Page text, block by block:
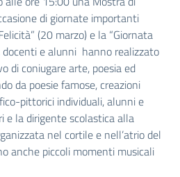
di giornate importanti
(20 marzo) e la “Giornata
docenti e alunni hanno realizzato
di coniugare arte, poesia ed
da poesie famose, creazioni
pittorici individuali, alunni e
e la dirigente scolastica alla
nel cortile e nell’atrio del
anche piccoli momenti musicali